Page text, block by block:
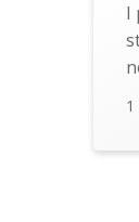
I
1